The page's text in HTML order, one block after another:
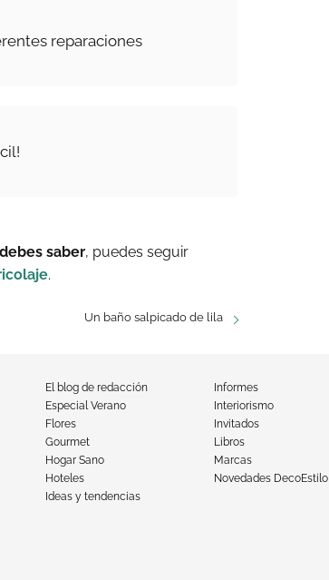
reparaciones
saber, puedes seguir
.
Un baño salpicado de lila
El blog de redacción
Especial Verano
Flores
Gourmet
Hogar Sano
Hoteles
Ideas y tendencias
Informes
Interiorismo
Invitados
Libros
Marcas
Novedades DecoEstilo